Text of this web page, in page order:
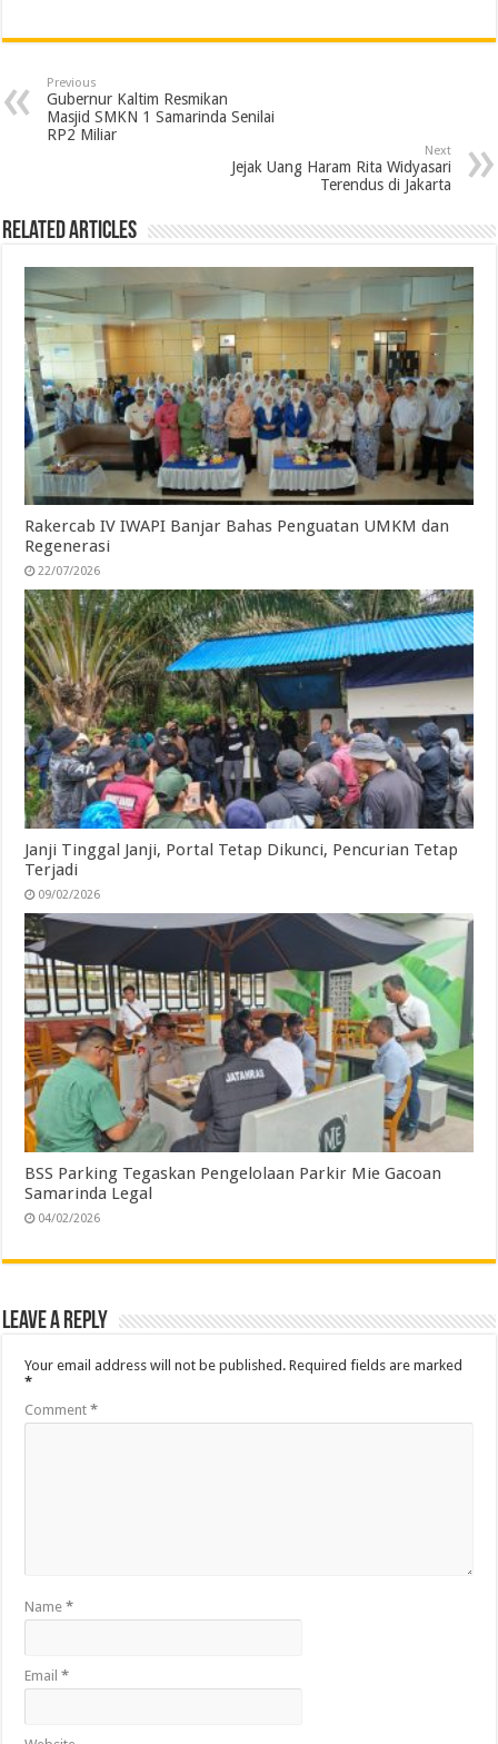
c
b
o
i
t
e
n
e
d
a
s
A
l
g
r
a
i
a
Previous
Gubernur Kaltim Resmikan
Masjid SMKN 1 Samarinda Senilai
RP2 Miliar
Next
Jejak Uang Haram Rita Widyasari
Terendus di Jakarta
Related Articles
Rakercab IV IWAPI Banjar Bahas Penguatan UMKM dan
Regenerasi
22/07/2026
Janji Tinggal Janji, Portal Tetap Dikunci, Pencurian Tetap
Terjadi
09/02/2026
BSS Parking Tegaskan Pengelolaan Parkir Mie Gacoan
Samarinda Legal
04/02/2026
Leave a Reply
Your email address will not be published. Required fields are marked
*
Comment*
Name*
Email*